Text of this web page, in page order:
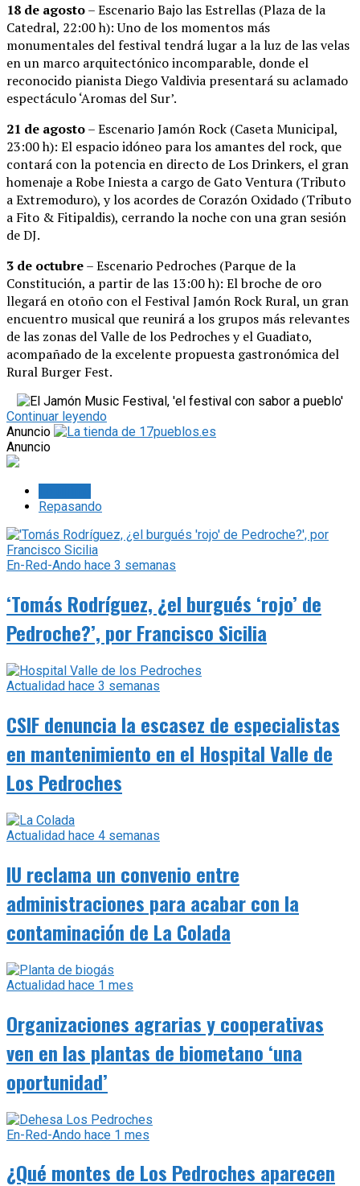
18 de agosto– Escenario Bajo las Estrellas (Plaza de la
Catedral, 22:00 h): Uno de los momentos más
monumentales del festival tendrá lugar a la luz de las velas
en un marco arquitectónico incomparable, donde el
reconocido pianista Diego Valdivia presentará su aclamado
espectáculo ‘Aromas del Sur’.
21 de agosto– Escenario Jamón Rock (Caseta Municipal,
23:00 h): El espacio idóneo para los amantes del rock, que
contará con la potencia en directo de Los Drinkers, el gran
homenaje a Robe Iniesta a cargo de Gato Ventura (Tributo
a Extremoduro), y los acordes de Corazón Oxidado (Tributo
a Fito & Fitipaldis), cerrando la noche con una gran sesión
de DJ.
3 de octubre– Escenario Pedroches (Parque de la
Constitución, a partir de las 13:00 h): El broche de oro
llegará en otoño con el Festival Jamón Rock Rural, un gran
encuentro musical que reunirá a los grupos más relevantes
de las zonas del Valle de los Pedroches y el Guadiato,
acompañado de la excelente propuesta gastronómica del
Rural Burger Fest.
Continuar leyendo
Anuncio
Anuncio
Repasando
En-Red-Ando hace 3 semanas
‘Tomás Rodríguez, ¿el burgués ‘rojo’ de
Pedroche?’, por Francisco Sicilia
Actualidad hace 3 semanas
CSIF denuncia la escasez de especialistas
en mantenimiento en el Hospital Valle de
Los Pedroches
Actualidad hace 4 semanas
IU reclama un convenio entre
administraciones para acabar con la
contaminación de La Colada
Actualidad hace 1 mes
Organizaciones agrarias y cooperativas
ven en las plantas de biometano ‘una
oportunidad’
En-Red-Ando hace 1 mes
¿Qué montes de Los Pedroches aparecen